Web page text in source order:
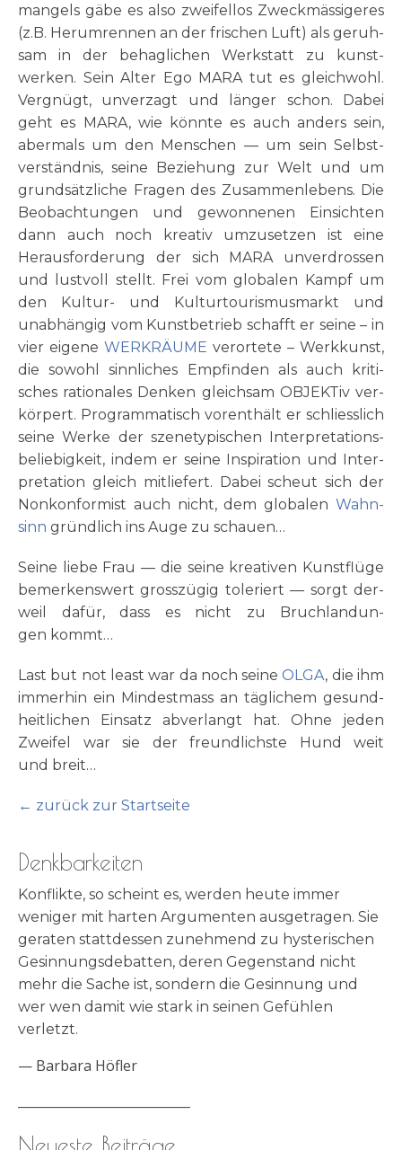
mangels gäbe es also zwei­fel­los Zweck­mäs­sigeres
(z.B. Her­um­ren­nen an der fri­schen Luft) als geruh­
sam in der behag­li­chen Werk­statt zu kunst­
werken. Sein Alter Ego MARA tut es gleich­wohl.
Ver­gnügt, unver­zagt und län­ger schon. Dabei
geht es MARA, wie könn­te es auch anders sein,
aber­mals um den Men­schen — um sein Selbst­
verständnis, sei­ne Bezie­hung zur Welt und um
grund­sätz­liche Fra­gen des Zusammen­lebens. Die
Beo­bach­tungen und gewon­nenen Ein­sichten
dann auch noch krea­tiv um­zusetzen ist eine
Heraus­for­derung der sich MARA unver­dros­sen
und lust­voll stellt. Frei vom glo­ba­len Kampf um
den Kul­tur- und Kul­tur­tou­ris­mus­markt und
unab­hän­gig vom Kunst­be­trieb schafft er sei­ne – in
vier eige­ne WERKRÄUME ver­or­te­te – Werk­kunst,
die sowohl sinn­li­ches Emp­fin­den als auch kri­ti­
sches ratio­na­les Den­ken gleich­sam OBJEK­Tiv ver­
kör­pert. Pro­gram­ma­tisch vor­ent­hält er schliess­lich
sei­ne Wer­ke der sze­ne­ty­pi­schen Inter­pre­ta­ti­ons­
be­lie­big­keit, indem er sei­ne Inspi­ra­ti­on und Inter­
pre­ta­ti­on gleich mit­lie­fert. Dabei scheut sich der
Non­kon­for­mist auch nicht, dem glo­ba­len Wahn­
sinn gründ­lich ins Auge zu schauen…
Sei­ne lie­be Frau — die sei­ne krea­ti­ven Kunst­flü­ge
bemer­kens­wert gross­zü­gig tole­riert — sorgt der­
weil dafür, dass es nicht zu Bruch­lan­dun­
gen kommt…
Last but not least war da noch sei­neOLGA, die ihm
immer­hin ein Mindest­mass an täg­lichem gesund­
heit­lichen Ein­satz abver­langt hat. Ohne jeden
Zwei­fel war sie der freund­lichste Hund weit
und breit…
← zurück zur Startseite
Denkbarkeiten
Konflikte, so scheint es, werden heute immer
weniger mit harten Argumenten ausgetragen. Sie
geraten stattdessen zunehmend zu hysterischen
Gesinnungsdebatten, deren Gegenstand nicht
mehr die Sache ist, sondern die Gesinnung und
wer wen damit wie stark in seinen Gefühlen
verletzt.
— Barbara Höfler